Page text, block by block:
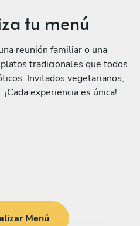
tu menú
reunión familiar o una
tradicionales que todos
Invitados vegetarianos,
experiencia es única!
Menú